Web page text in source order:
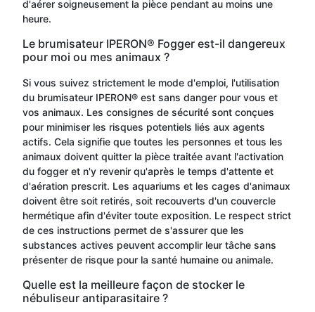
d'aérer soigneusement la pièce pendant au moins une
heure.
Le brumisateur IPERON® Fogger est-il dangereux
pour moi ou mes animaux ?
Si vous suivez strictement le mode d'emploi, l'utilisation
du brumisateur IPERON® est sans danger pour vous et
vos animaux. Les consignes de sécurité sont conçues
pour minimiser les risques potentiels liés aux agents
actifs. Cela signifie que toutes les personnes et tous les
animaux doivent quitter la pièce traitée avant l'activation
du fogger et n'y revenir qu'après le temps d'attente et
d'aération prescrit. Les aquariums et les cages d'animaux
doivent être soit retirés, soit recouverts d'un couvercle
hermétique afin d'éviter toute exposition. Le respect strict
de ces instructions permet de s'assurer que les
substances actives peuvent accomplir leur tâche sans
présenter de risque pour la santé humaine ou animale.
Quelle est la meilleure façon de stocker le
nébuliseur antiparasitaire ?